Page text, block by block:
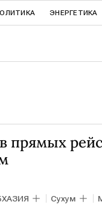
ЭНЕРГЕТИКА
прямых
Сухум